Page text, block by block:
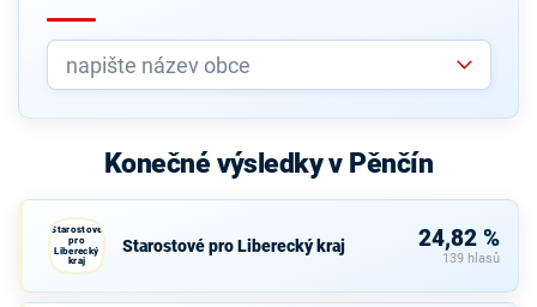
Konečné výsledky v Pěnčín
Starostové
pro
Liberecký
kraj
Starostové pro Liberecký kraj 24,82 %
139 hlasů